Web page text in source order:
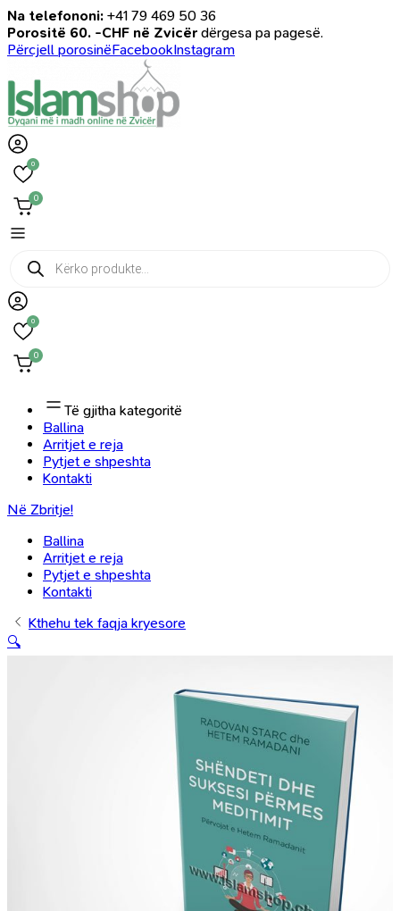
Na telefononi: +41 79 469 50 36
Porositë 60. -CHF në Zvicër dërgesa pa pagesë.
Përcjell porosinëFacebookInstagram
0
0
Products
search
0
0
Të gjitha kategoritë
Ballina
Arritjet e reja
Pytjet e shpeshta
Kontakti
Në Zbritje!
Ballina
Arritjet e reja
Pytjet e shpeshta
Kontakti
Kthehu tek faqja kryesore
🔍